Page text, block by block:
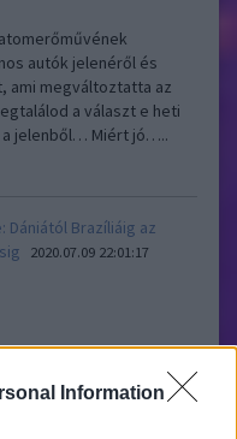
Information
autók jelenéről és
ami megváltoztatta az
a választ e heti
a jelenből… Miért jó…..
Dániától Brazíliáig az
2020.07.09 22:01:17